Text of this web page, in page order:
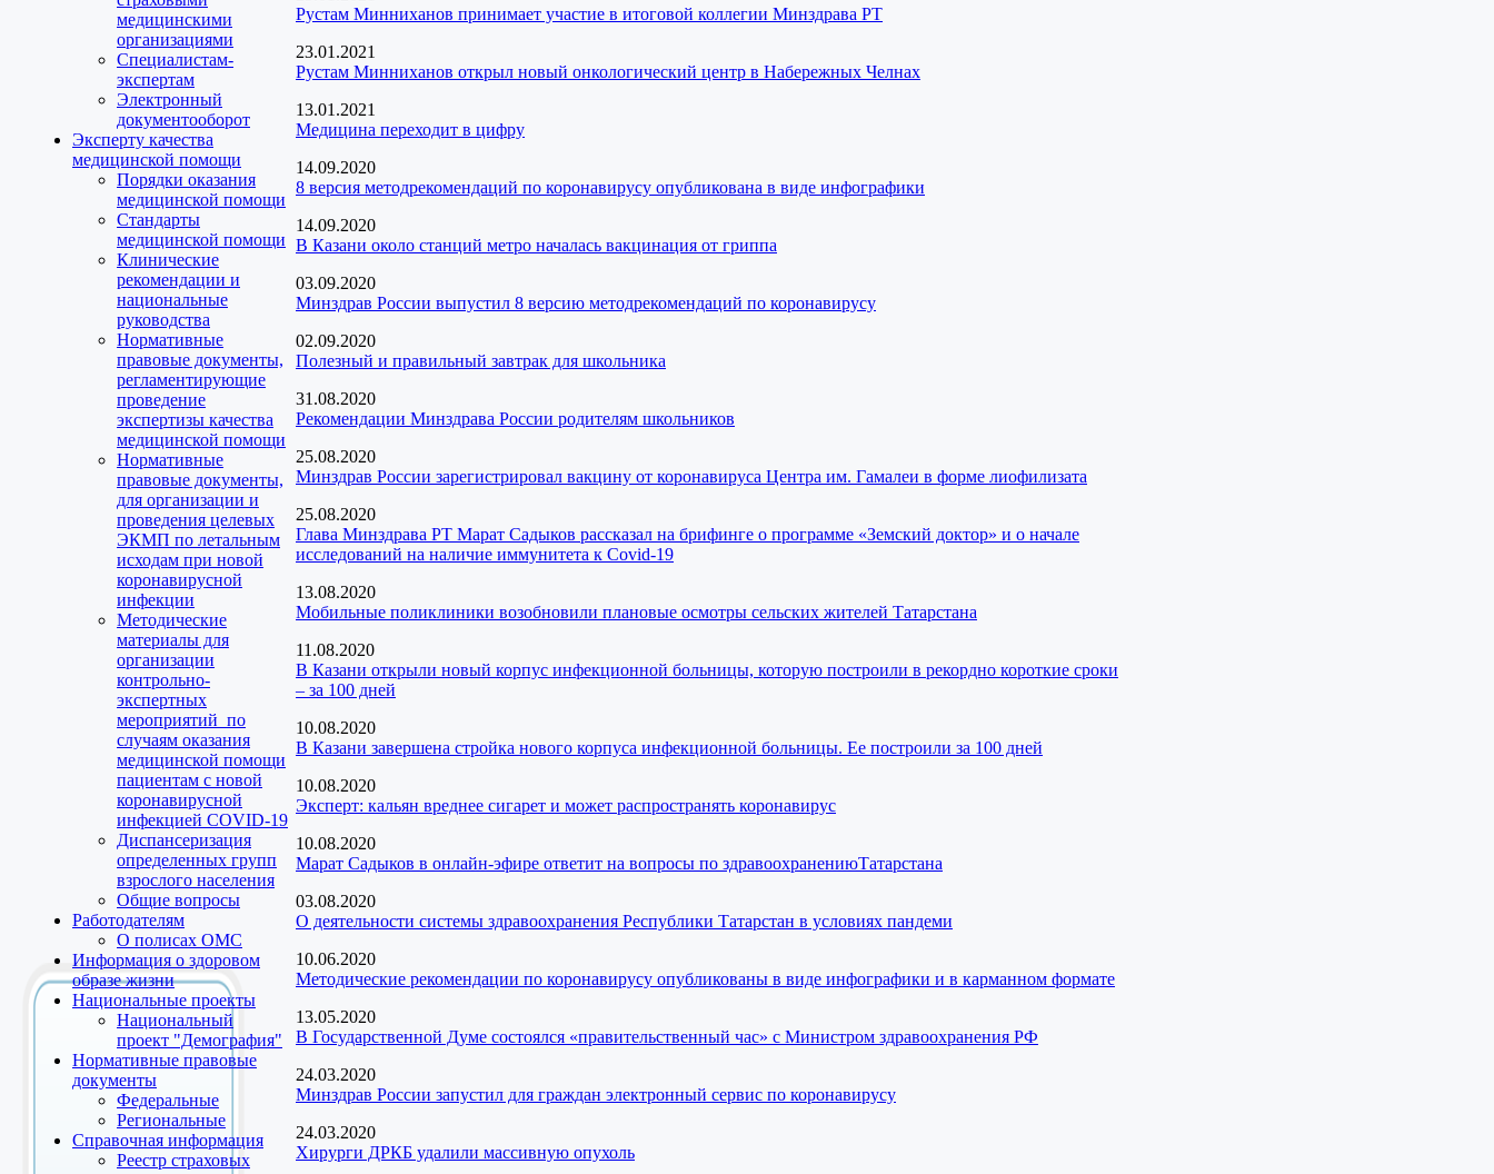
медицинскими
организациями
Специалистам-
экспертам
Электронный
документооборот
Эксперту качества
медицинской помощи
Порядки оказания
медицинской помощи
Стандарты
медицинской помощи
Клинические
рекомендации и
национальные
руководства
Нормативные
правовые документы,
регламентирующие
проведение
экспертизы качества
медицинской помощи
Нормативные
правовые документы,
для организации и
проведения целевых
ЭКМП по летальным
исходам при новой
коронавирусной
инфекции
Методические
материалы для
организации
контрольно-
экспертных
мероприятий по
случаям оказания
медицинской помощи
пациентам с новой
коронавирусной
инфекцией COVID-19
Диспансеризация
определенных групп
взрослого населения
Общие вопросы
Работодателям
О полисах ОМС
Информация о здоровом
образе жизни
Национальные проекты
Национальный
проект "Демография"
Нормативные правовые
документы
Федеральные
Региональные
Справочная информация
Реестр страховых
Рустам Минниханов принимает участие в итоговой коллегии Минздрава РТ
23.01.2021
Рустам Минниханов открыл новый онкологический центр в Набережных Челнах
13.01.2021
Медицина переходит в цифру
14.09.2020
8 версия методрекомендаций по коронавирусу опубликована в виде инфографики
14.09.2020
В Казани около станций метро началась вакцинация от гриппа
03.09.2020
Минздрав России выпустил 8 версию методрекомендаций по коронавирусу
02.09.2020
Полезный и правильный завтрак для школьника
31.08.2020
Рекомендации Минздрава России родителям школьников
25.08.2020
Минздрав России зарегистрировал вакцину от коронавируса Центра им. Гамалеи в форме лиофилизата
25.08.2020
Глава Минздрава РТ Марат Садыков рассказал на брифинге о программе «Земский доктор» и о начале
исследований на наличие иммунитета к Covid-19
13.08.2020
Мобильные поликлиники возобновили плановые осмотры сельских жителей Татарстана
11.08.2020
В Казани открыли новый корпус инфекционной больницы, которую построили в рекордно короткие сроки
– за 100 дней
10.08.2020
В Казани завершена стройка нового корпуса инфекционной больницы. Ее построили за 100 дней
10.08.2020
Эксперт: кальян вреднее сигарет и может распространять коронавирус
10.08.2020
Марат Садыков в онлайн-эфире ответит на вопросы по здравоохранениюТатарстана
03.08.2020
О деятельности системы здравоохранения Республики Татарстан в условиях пандеми
10.06.2020
Методические рекомендации по коронавирусу опубликованы в виде инфографики и в карманном формате
13.05.2020
В Государственной Думе состоялся «правительственный час» с Министром здравоохранения РФ
24.03.2020
Минздрав России запустил для граждан электронный сервис по коронавирусу
24.03.2020
Хирурги ДРКБ удалили массивную опухоль